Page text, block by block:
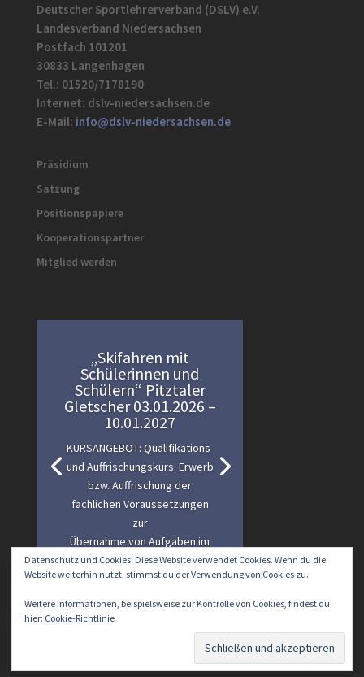
Deutscher Sportlehrerverband (DSLV) e.V.
Landesverband Niedersachsen
Postfach 101201
30833 Langenhagen
Tel.: 01520/7178190
Internet: dslv-niedersachsen.de
E-Mail: info@dslv-niedersachsen.de
Präsidium
Satzung
Positionspapiere
Kooperationspartner
Mitglied werden
„Skifahren mit
Schülerinnen und
Schülern“ Pitztaler
Gletscher 03.01.2026 –
10.01.2027
KURSANGEBOT: Qualifikations-
und Auffrischungskurs: Erwerb
bzw. Auffrischung der
fachlichen Voraussetzungen
zur
Übernahme von Aufgaben im
alpinen Skifahren im
schulischen Kontext
Lesen Sie mehr
Datenschutz und Cookies: Diese Website verwendet Cookies. Wenn du die
Website weiterhin nutzt, stimmst du der Verwendung von Cookies zu.
Weitere Informationen, beispielsweise zur Kontrolle von Cookies, findest du
hier: Cookie-Richtlinie